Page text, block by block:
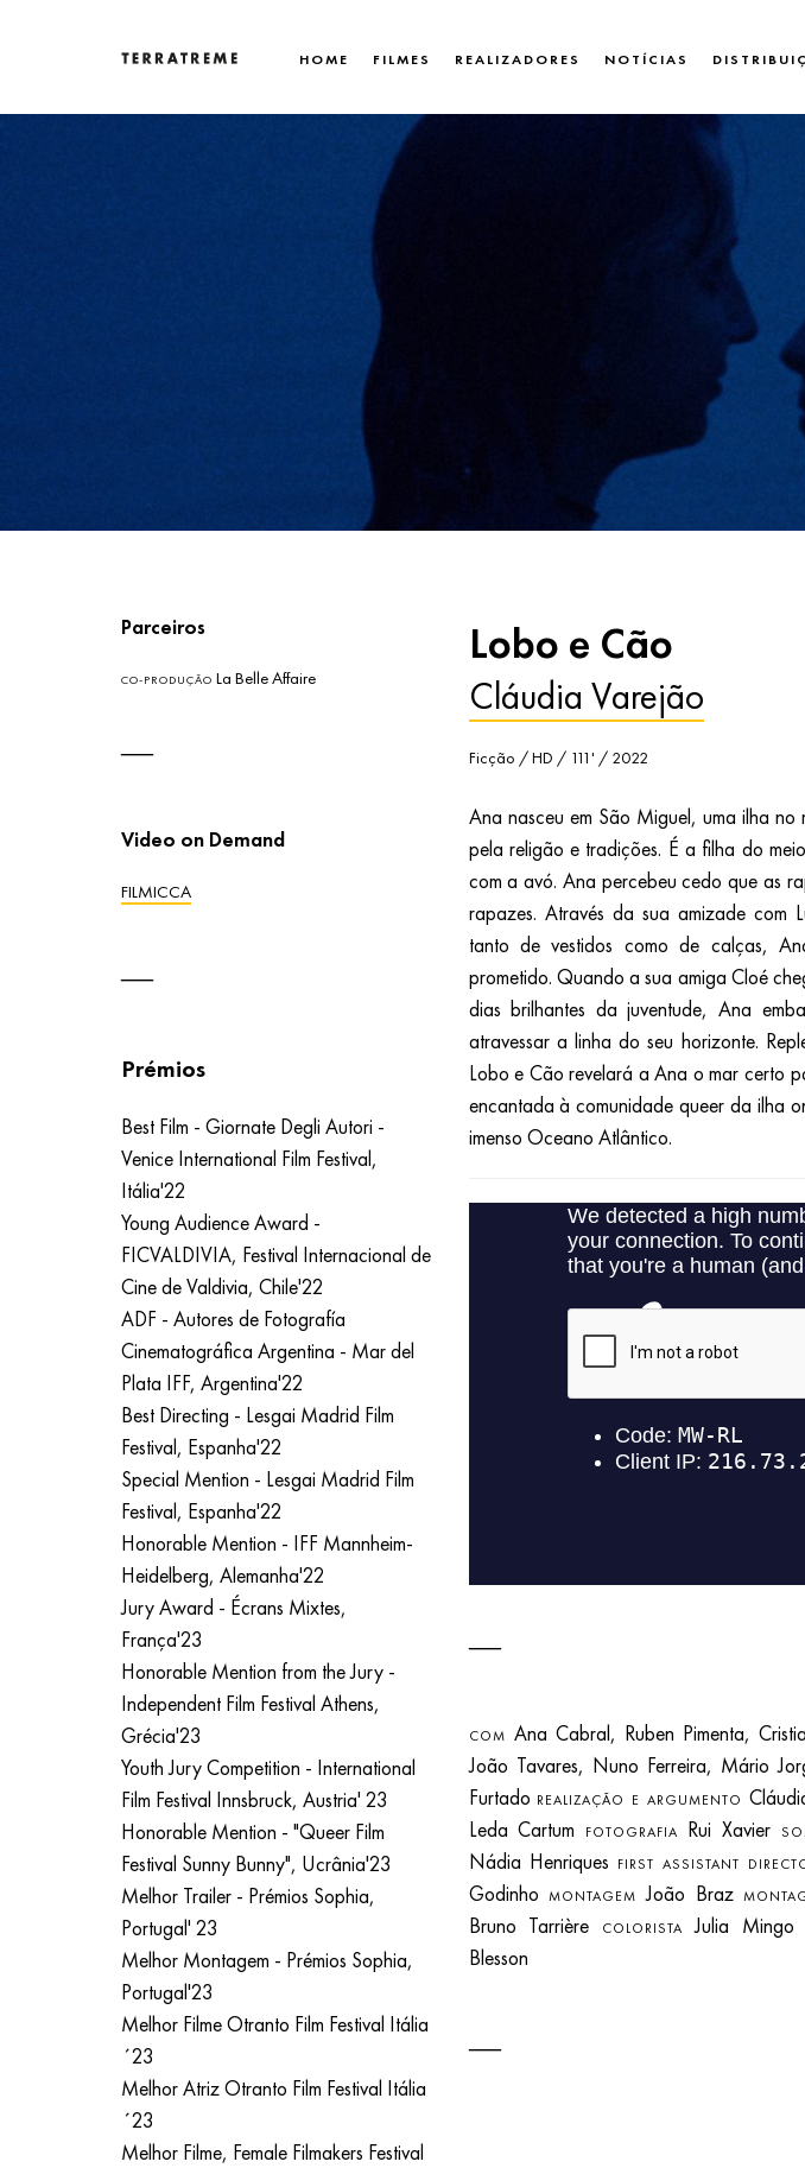
Terratreme
HOME FILMES REALIZADORES NOTÍCIAS
Lobo e Cão
Cláudia Varejão
Ficção / HD / 111' / 2022
Ana nasceu em São Miguel, uma ilha
pela religão e tradições. É a filha do
com a avó. Ana percebeu cedo que as
rapazes. Através da sua amizade com
tanto de vestidos como de calças,
prometido. Quando a sua amiga Cloé
dias brilhantes da juventude, Ana
atravessar a linha do seu horizonte.
Lobo e Cão revelará a Ana o mar certo
encantada à comunidade queer da ilha
imenso Oceano Atlântico.
COM Ana Cabral, Ruben Pimenta,
João Tavares, Nuno Ferreira, Mário
Furtado REALIZAÇÃO E ARGUMENTO
Leda Cartum FOTOGRAFIA Rui Xavier
Nádia Henriques FIRST ASSISTANT
Godinho MONTAGEM João Braz
Bruno Tarrière COLORISTA Julia Mingo
Blesson
Parceiros
CO-PRODUÇÃO La Belle Affaire
Video on Demand
FILMICCA
Prémios
Best Film - Giornate Degli Autori -
Venice International Film Festival,
Itália'22
Young Audience Award -
FICVALDIVIA, Festival Internacional de
Cine de Valdivia, Chile'22
ADF - Autores de Fotografía
Cinematográfica Argentina - Mar del
Plata IFF, Argentina'22
Best Directing - Lesgai Madrid Film
Festival, Espanha'22
Special Mention - Lesgai Madrid Film
Festival, Espanha'22
Honorable Mention - IFF Mannheim-
Heidelberg, Alemanha'22
Jury Award - Écrans Mixtes,
França'23
Honorable Mention from the Jury -
Independent Film Festival Athens,
Grécia'23
Youth Jury Competition - International
Film Festival Innsbruck, Austria' 23
Honorable Mention - "Queer Film
Festival Sunny Bunny", Ucrânia'23
Melhor Trailer - Prémios Sophia,
Portugal' 23
Melhor Montagem - Prémios Sophia,
Portugal'23
Melhor Filme Otranto Film Festival Itália
´23
Melhor Atriz Otranto Film Festival Itália
´23
Melhor Filme, Female Filmakers Festival